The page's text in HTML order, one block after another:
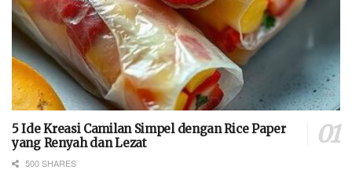
5 Ide Kreasi Camilan Simpel dengan Rice Paper
yang Renyah dan Lezat
500 SHARES